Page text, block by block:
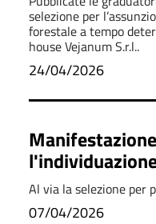
selezione per
forestale a tempo
house Vejanum S.r.l..
24/04/2026
agricolo-
contratto a
Al via la selezione per
07/04/2026